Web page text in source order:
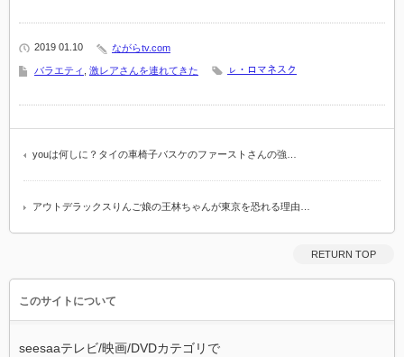
2019 01.10 ながらtv.com
バラエティ 激レアさんを連れてきた ㇾ・ロマネスク
youは何しに？タイの車椅子バスケのファーストさんの強…
アウトデラックスりんご娘の王林ちゃんが東京を恐れる理由…
RETURN TOP
このサイトについて
seesaaテレビ/映画/DVDカテゴリで